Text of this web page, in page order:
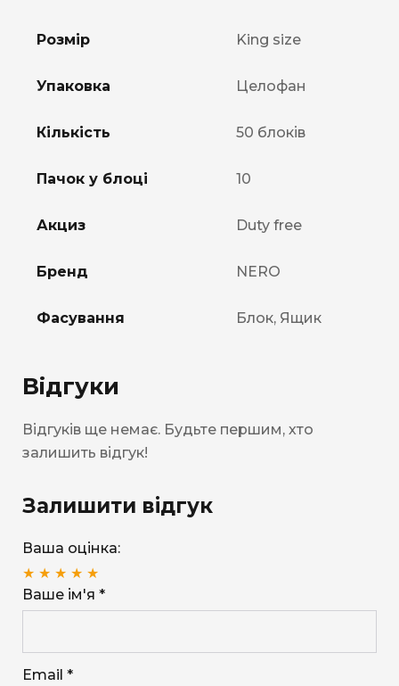
Розмір King size
Упаковка Целофан
Кількість 50 блоків
Пачок у блоці 10
Акциз Duty free
Бренд NERO
Фасування Блок, Ящик
Відгуки
Відгуків ще немає. Будьте першим, хто
залишить відгук!
Залишити відгук
Ваша оцінка:
★ ★ ★ ★ ★
Ваше ім'я *
Email *